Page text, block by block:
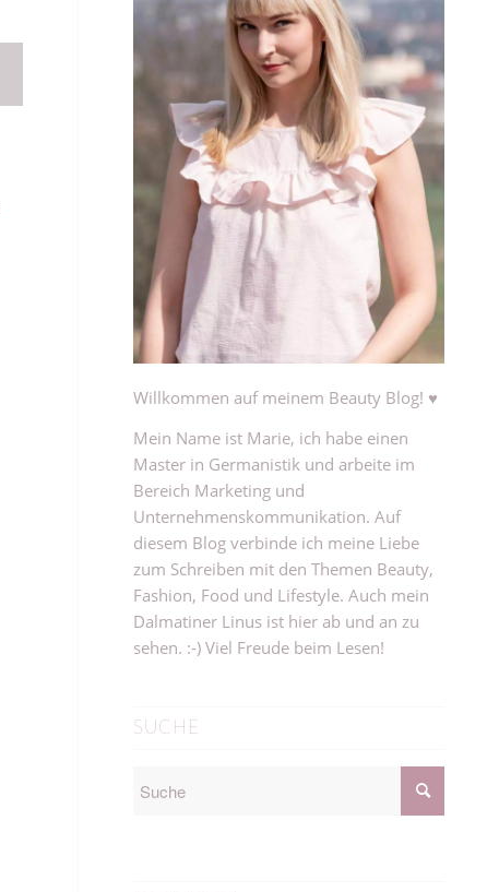
Willkommen auf meinem Beauty Blog! ♥
Mein Name ist Marie, ich habe einen
Master in Germanistik und arbeite im
Bereich Marketing und
Unternehmenskommunikation. Auf
diesem Blog verbinde ich meine Liebe
zum Schreiben mit den Themen Beauty,
Fashion, Food und Lifestyle. Auch mein
Dalmatiner Linus ist hier ab und an zu
sehen. :-) Viel Freude beim Lesen!
SUCHE